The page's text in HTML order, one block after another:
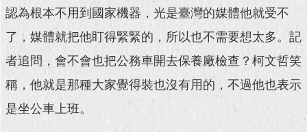
認為根本不用到國家機器，光是臺灣的媒體他就受不
了，媒體就把他盯得緊緊的，所以也不需要想太多。記
者追問，會不會也把公務車開去保養廠檢查？柯文哲笑
稱，他就是那種大家覺得裝也沒有用的，不過他也表示
是坐公車上班。